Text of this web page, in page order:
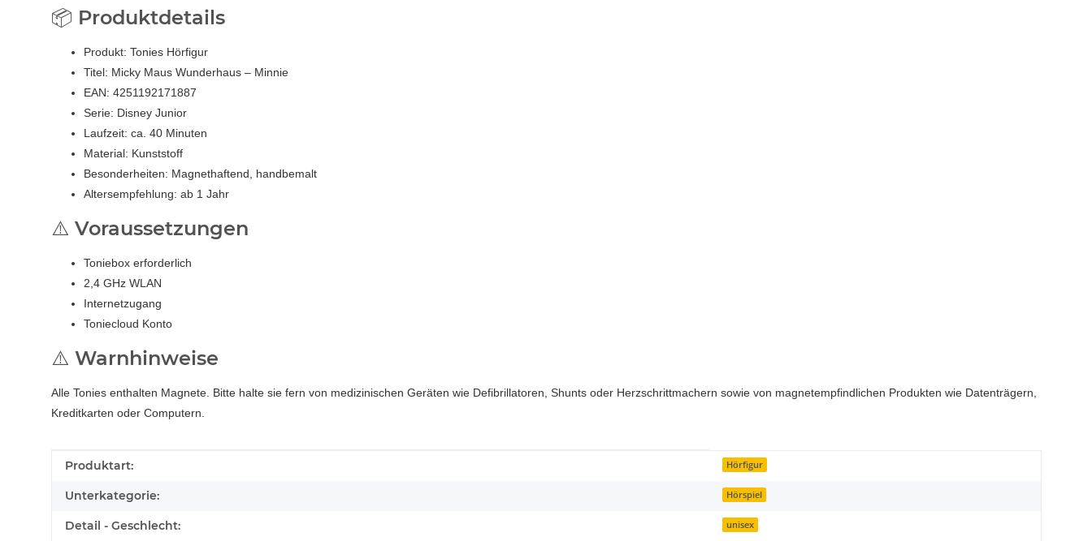
📦 Produktdetails
Produkt: Tonies Hörfigur
Titel: Micky Maus Wunderhaus – Minnie
EAN: 4251192171887
Serie: Disney Junior
Laufzeit: ca. 40 Minuten
Material: Kunststoff
Besonderheiten: Magnethaftend, handbemalt
Altersempfehlung: ab 1 Jahr
⚠️ Voraussetzungen
Toniebox erforderlich
2,4 GHz WLAN
Internetzugang
Toniecloud Konto
⚠️ Warnhinweise
Alle Tonies enthalten Magnete. Bitte halte sie fern von medizinischen Geräten wie Defibrillatoren, Shunts oder Herzschrittmachern sowie von magnetempfindlichen Produkten wie Datenträgern,
Kreditkarten oder Computern.
Produkteigenschaft
Wert
Produktart: Hörfigur
Unterkategorie: Hörspiel
Detail - Geschlecht: unisex